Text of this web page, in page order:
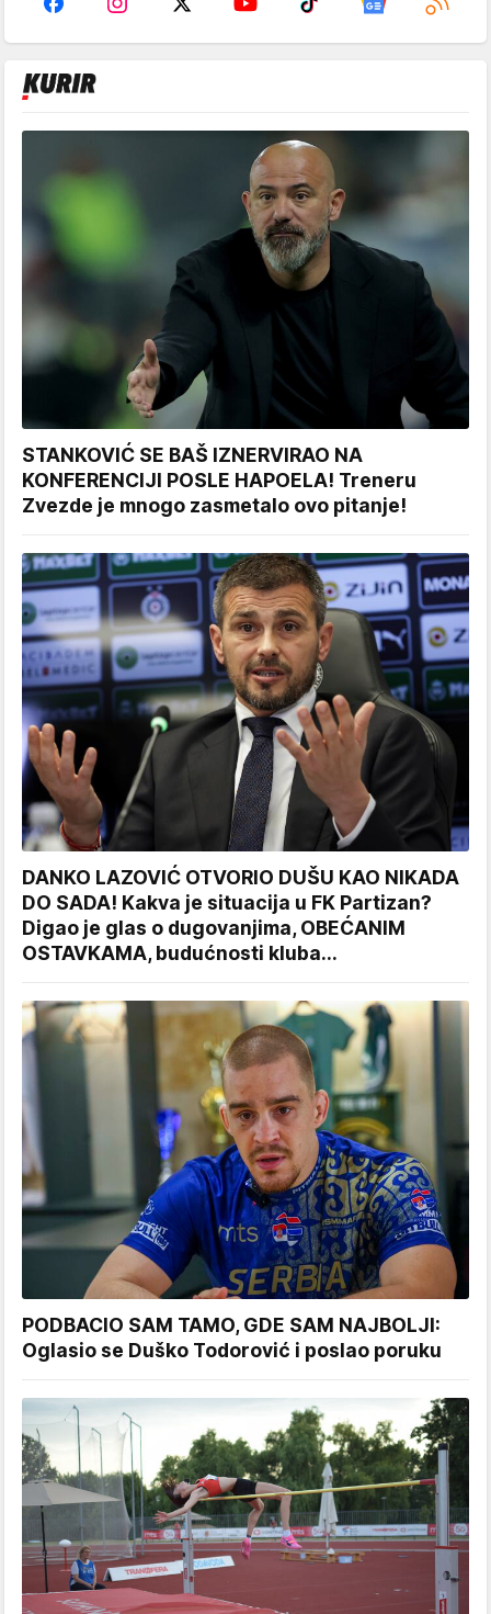
STANKOVIĆ SE BAŠ IZNERVIRAO NA
KONFERENCIJI POSLE HAPOELA! Treneru
Zvezde je mnogo zasmetalo ovo pitanje!
DANKO LAZOVIĆ OTVORIO DUŠU KAO NIKADA
DO SADA! Kakva je situacija u FK Partizan?
Digao je glas o dugovanjima, OBEĆANIM
OSTAVKAMA, budućnosti kluba...
PODBACIO SAM TAMO, GDE SAM NAJBOLJI:
Oglasio se Duško Todorović i poslao poruku